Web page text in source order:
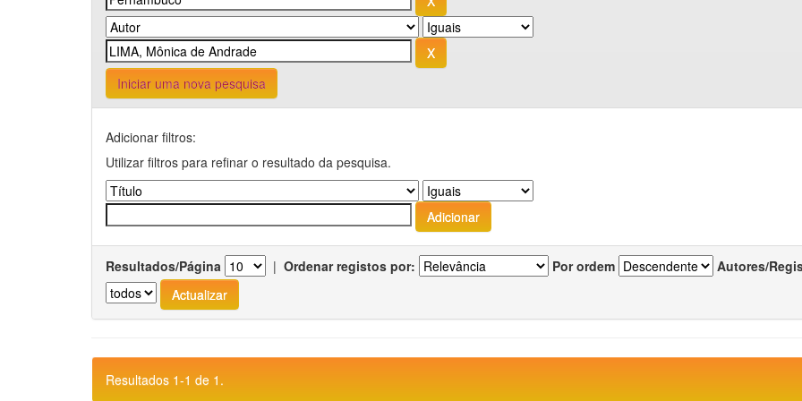
Iniciar uma nova pesquisa
Adicionar filtros:
Utilizar filtros para refinar o resultado da pesquisa.
Resultados/Página | Ordenar registos por: Por ordem Autores/
Resultados 1-1 de 1.